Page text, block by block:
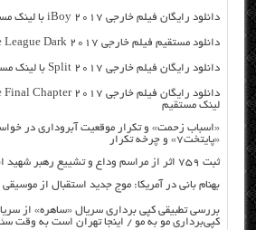
دانلود رایگان فیلم خارجی iBoy 2017 با لینک مستقیم
دانلود مستقیم فیلم خارجی Justice League Dark 2017 از سرور سایت
دانلود رایگان فیلم خارجی Split 2017 با لینک مستقیم
لینک مستقیم
«اسباب زحمت» و تکرار موقعیت آبروداری در
«پایتخت۷» و چرخه تکرار
ثبت ۷۵۹ اثر از مراسم وداع و تشییع رهبر شهید انقلاب
بهنام بانی در آمریکا: موج جدید استقبال از
بررسی تطبیقی کپی برداری سریال «ساهره» از
کپی‌برداری مو به مو / اینجا تهران است به وقت